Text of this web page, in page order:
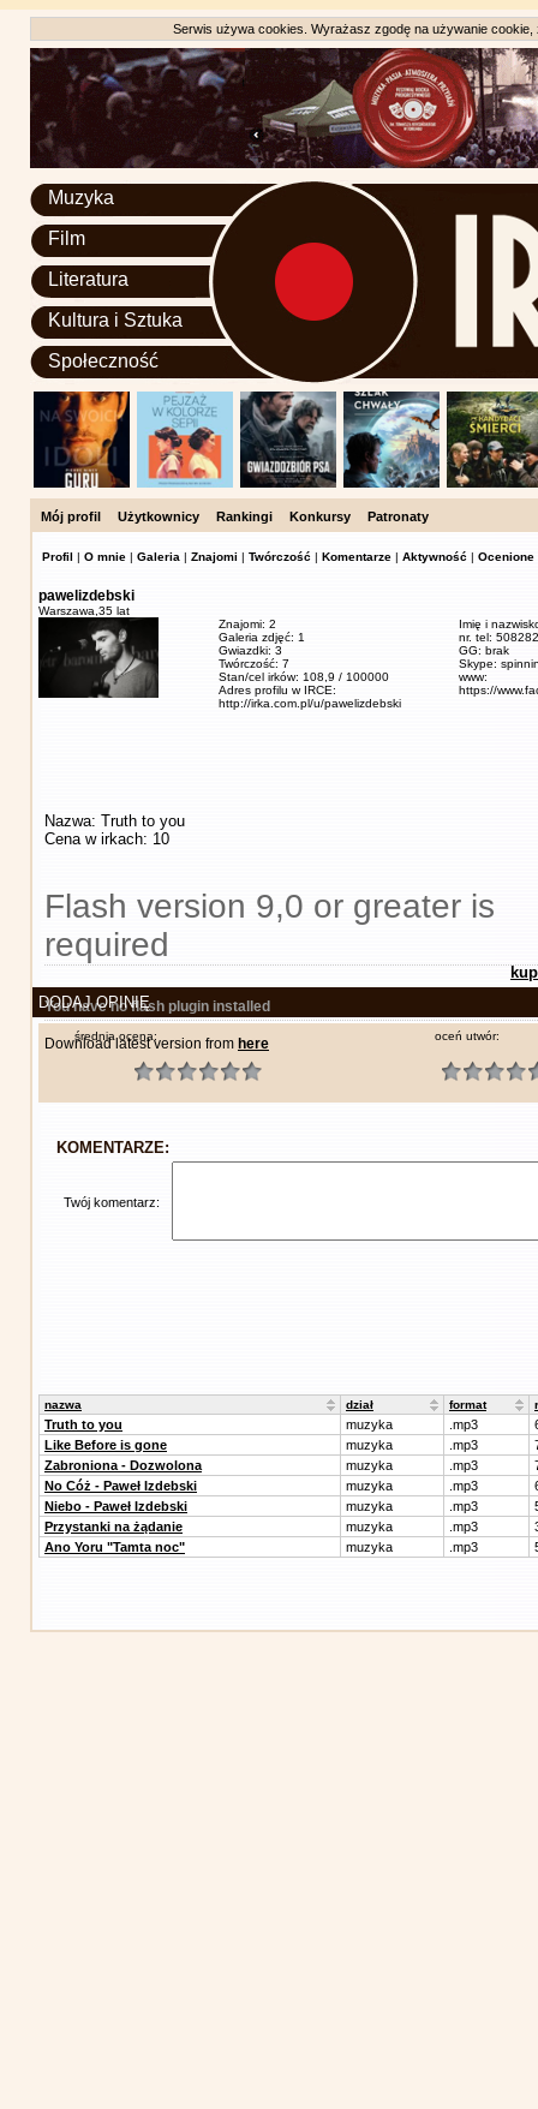
Serwis używa cookies. Wyrażasz zgodę na używanie
Muzyka
Film
Literatura
Kultura i Sztuka
Społeczność
Mój profil Użytkownicy Rankingi Konkursy Patronaty
Profil | O mnie | Galeria | Znajomi | Twórczość | Komentarze | Aktywność | Ocenione
pawelizdebski
Warszawa, 35 lat
Znajomi: 2
Galeria zdjęć: 1
Gwiazdki: 3
Twórczość: 7
Stan/cel irków: 108,9 / 100000
Adres profilu w IRCE:
http://irka.com.pl/u/pawelizdebski
Imię i
nr. tel:
GG: brak
Skype:
www:
https://
Nazwa: Truth to you
Cena w irkach: 10
Flash version 9,0 or greater is
required
You have no flash plugin installed
Download latest version from here
DODAJ OPINIĘ
średnia ocena: oceń utwór:
KOMENTARZE:
Twój komentarz:
nazwa dział format
Truth to you muzyka .mp3
Like Before is gone
muzyka .mp3
Zabroniona - Dozwolona
muzyka .mp3
No Cóż - Paweł Izdebski
muzyka .mp3
Niebo - Paweł Izdebski
muzyka .mp3
Przystanki na żądanie
muzyka .mp3
Ano Yoru "Tamta noc"
muzyka .mp3